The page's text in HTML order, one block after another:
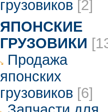
грузовиков [2]
ЯПОНСКИЕ
ГРУЗОВИКИ
Продажа
японских
грузовиков [6]